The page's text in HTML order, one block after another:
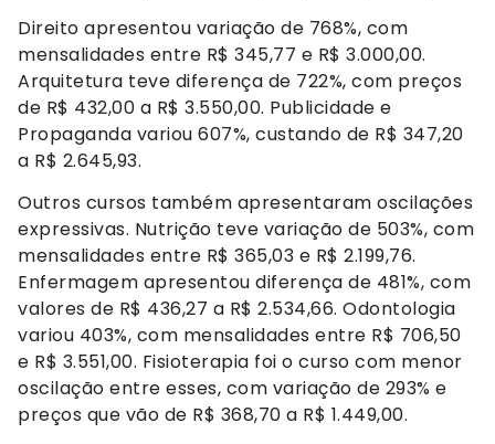
Direito apresentou variação de 768%, com
mensalidades entre R$ 345,77 e R$ 3.000,00.
Arquitetura teve diferença de 722%, com preços
de R$ 432,00 a R$ 3.550,00. Publicidade e
Propaganda variou 607%, custando de R$ 347,20
a R$ 2.645,93.
Outros cursos também apresentaram oscilações
expressivas. Nutrição teve variação de 503%, com
mensalidades entre R$ 365,03 e R$ 2.199,76.
Enfermagem apresentou diferença de 481%, com
valores de R$ 436,27 a R$ 2.534,66. Odontologia
variou 403%, com mensalidades entre R$ 706,50
e R$ 3.551,00. Fisioterapia foi o curso com menor
oscilação entre esses, com variação de 293% e
preços que vão de R$ 368,70 a R$ 1.449,00.